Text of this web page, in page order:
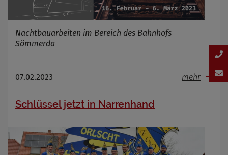
Nachtbauarbeiten im Bereich des Bahnhofs
Sömmerda
07.02.2023 mehr
Schlüssel jetzt in Narrenhand